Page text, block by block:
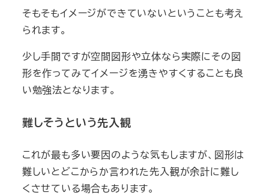
そもそもイメージができていないということも考え
られます。
少し手間ですが空間図形や立体なら実際にその図
形を作ってみてイメージを湧きやすくすることも良
い勉強法となります。
難しそうという先入観
これが最も多い要因のような気もしますが、図形は
難しいとどこからか言われた先入観が余計に難し
くさせている場合もあります。